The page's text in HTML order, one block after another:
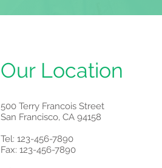
Our Location
500 Terry Francois Street
San Francisco, CA 94158
Tel: 123-456-7890
Fax: 123-456-7890